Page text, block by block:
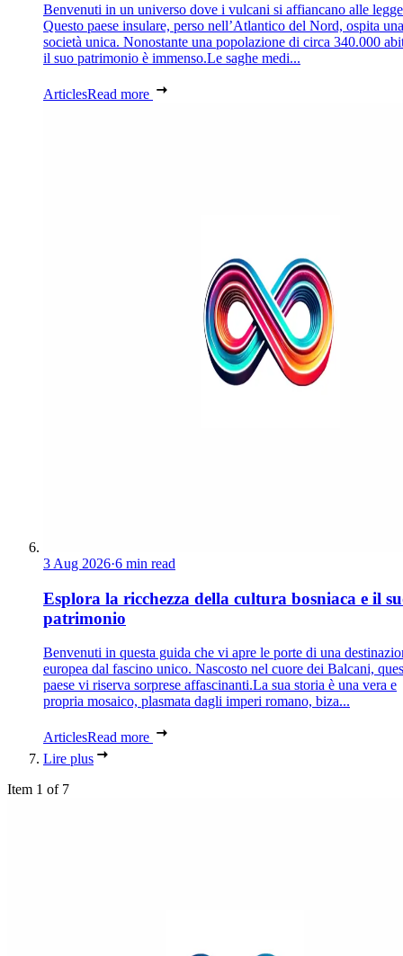
Benvenuti in un universo dove i vulcani si affiancano alle
Questo paese insulare, perso nell’Atlantico del Nord, ospita una
società unica. Nonostante una popolazione di circa 340.000
il suo patrimonio è immenso.Le saghe medi...
ArticlesRead more
3 Aug 2026·6 min read
Esplora la ricchezza della cultura bosniaca e il
patrimonio
Benvenuti in questa guida che vi apre le porte di una
europea dal fascino unico. Nascosto nel cuore dei Balcani,
paese vi riserva sorprese affascinanti.La sua storia è una vera e
propria mosaico, plasmata dagli imperi romano, biza...
ArticlesRead more
Lire plus
Item 1 of 7